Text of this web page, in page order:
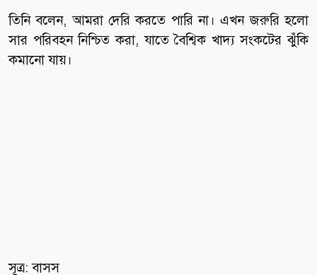
তিনি বলেন, আমরা দেরি করতে পারি না। এখন জরুরি হলো
সার পরিবহন নিশ্চিত করা, যাতে বৈশ্বিক খাদ্য সংকটের ঝুঁকি
কমানো যায়।
সূত্র: বাসস